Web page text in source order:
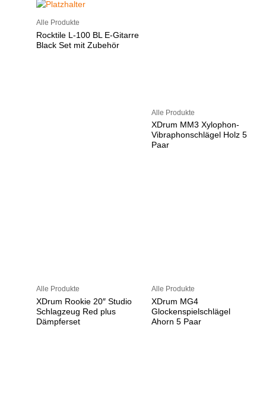
Alle Produkte
Rocktile L-100 BL E-Gitarre
Black Set mit Zubehör
Alle Produkte
XDrum MM3 Xylophon-
Vibraphonschlägel Holz 5
Paar
Alle Produkte
XDrum Rookie 20″ Studio
Schlagzeug Red plus
Dämpferset
Alle Produkte
XDrum MG4
Glockenspielschlägel
Ahorn 5 Paar